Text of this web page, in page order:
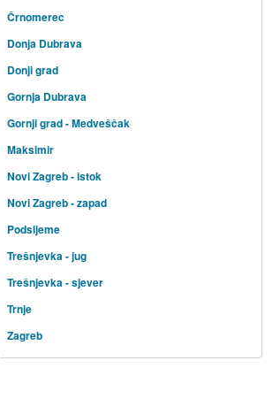
Črnomerec
Donja Dubrava
Donji grad
Gornja Dubrava
Gornji grad - Medveščak
Maksimir
Novi Zagreb - istok
Novi Zagreb - zapad
Podsljeme
Trešnjevka - jug
Trešnjevka - sjever
Trnje
Zagreb